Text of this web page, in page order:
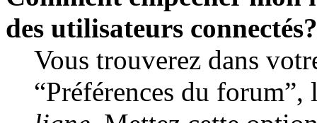
des utilisateurs connectés?
Vous trouverez dans
“Préférences du